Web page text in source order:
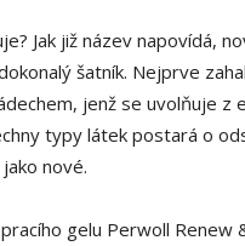
Jak již název napovídá,
šatník. Nejprve
jenž se uvolňuje
typy látek postará o
nové.
gelu Perwoll Renew